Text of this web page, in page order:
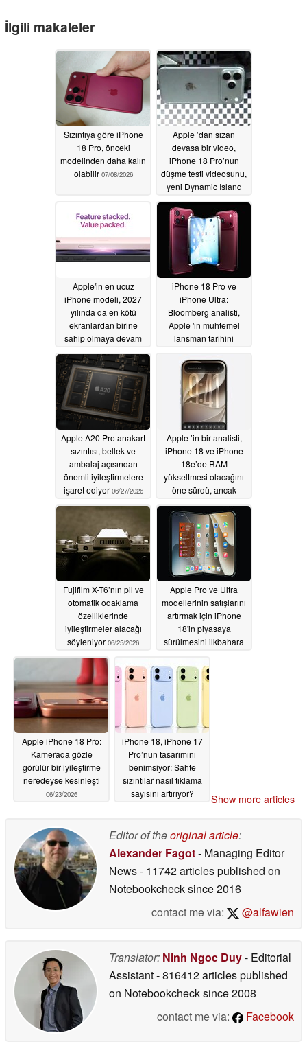
İlgili makaleler
Sızıntıya göre iPhone
18 Pro, önceki
modelinden daha kalın
olabilir 07/08/2026
Apple ’dan sızan
devasa bir video,
iPhone 18 Pro’nun
düşme testi videosunu,
yeni Dynamic Island
fazlasını ortaya
koyuyor06/30/2026
Apple'in en ucuz
iPhone modeli, 2027
yılında da en kötü
ekranlardan birine
sahip olmaya devam
kaynağı, iPhone 18 ve
iPhone Air 2'nin teknik
özellikleri hakkında
ipuçları verdi
06/29/2026
iPhone 18 Pro ve
iPhone Ultra:
Bloomberg analisti,
Apple 'ın muhtemel
lansman tarihini
Apple A20 Pro anakart
sızıntısı, bellek ve
ambalaj açısından
önemli iyileştirmelere
işaret ediyor 06/27/2026
Apple ’in bir analisti,
iPhone 18 ve iPhone
18e’de RAM
yükseltmesi olacağını
öne sürdü, ancak
değil06/27/2026
Fujifilm X-T6’nın pil ve
otomatik odaklama
özelliklerinde
iyileştirmeler alacağı
söyleniyor 06/25/2026
Apple Pro ve Ultra
modellerinin satışlarını
artırmak için iPhone
18'in piyasaya
sürülmesini ilkbahara
Apple iPhone 18 Pro:
Kamerada gözle
görülür bir iyileştirme
neredeyse kesinleşti
06/23/2026
iPhone 18, iPhone 17
Pro’nun tasarımını
benimsiyor: Sahte
sızıntılar nasıl tıklama
sayısını artırıyor?
Show more articles
Editor of theoriginal article:
Alexander Fagot- Managing Editor
News- 11742 articles published on
Notebookchecksince 2016
contact me via:
@alfawien
Translator: Ninh Ngoc Duy- Editorial
Assistant- 816412 articles published
on Notebookchecksince 2008
contact me via:
Facebook